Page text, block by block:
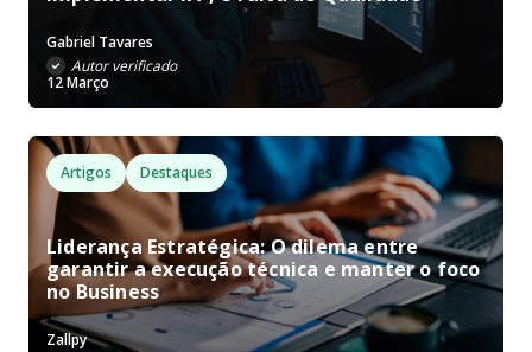
Gabriel Tavares
Autor verificado
12 Março
Artigos Destaques
Liderança Estratégica: O dilema entre
garantir a execução técnica e manter o foco
no Business
Zallpy